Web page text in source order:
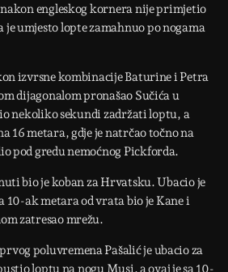
engleskog kornera nije primjetio
umjesto lopte zamahnuo po nogama
izvrsne kombinacije Baturine i Petra
dijagonalom pronašao Sučića u
nekoliko sekundi zadržati loptu, a
16 metara, gdje je natrčao točno na
pod gredu nemoćnog Pickforda.
bio je koban za Hrvatsku. Ubacio je
10-ak metara od vrata bio je Kane i
zatresao mrežu.
poluvremena Pašalić je ubacio za
loptu na nogu Musi, a ovaj je sa 10-